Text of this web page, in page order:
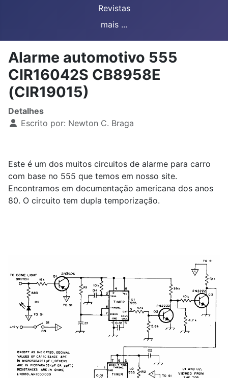
Revistas
mais ...
Alarme automotivo 555
CIR16042S CB8958E
(CIR19015)
Detalhes
Escrito por: Newton C. Braga
Este é um dos muitos circuitos de alarme para carro
com base no 555 que temos em nosso site.
Encontramos em documentação americana dos anos
80. O circuito tem dupla temporização.